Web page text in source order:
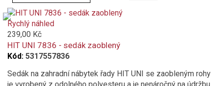
bílá
oranžová
modrá
vínová
Rychlý náhled
239,00 Kč
HIT UNI 7836 - sedák zaoblený
Kód: 5317557836
Sedák na zahradní nábytek řady HIT UNI se zaobleným rohy